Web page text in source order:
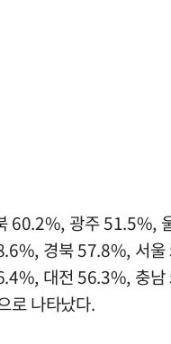
60.2%, 광주 51.5%,
경북 57.8%, 서
대전 56.3%, 충남
로 나타났다.